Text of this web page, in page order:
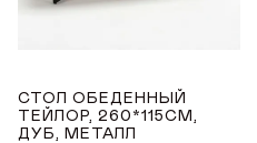
от до
СТОЛ ОБЕДЕННЫЙ
ТЕЙЛОР, 260*115СМ,
ДУБ, МЕТАЛЛ